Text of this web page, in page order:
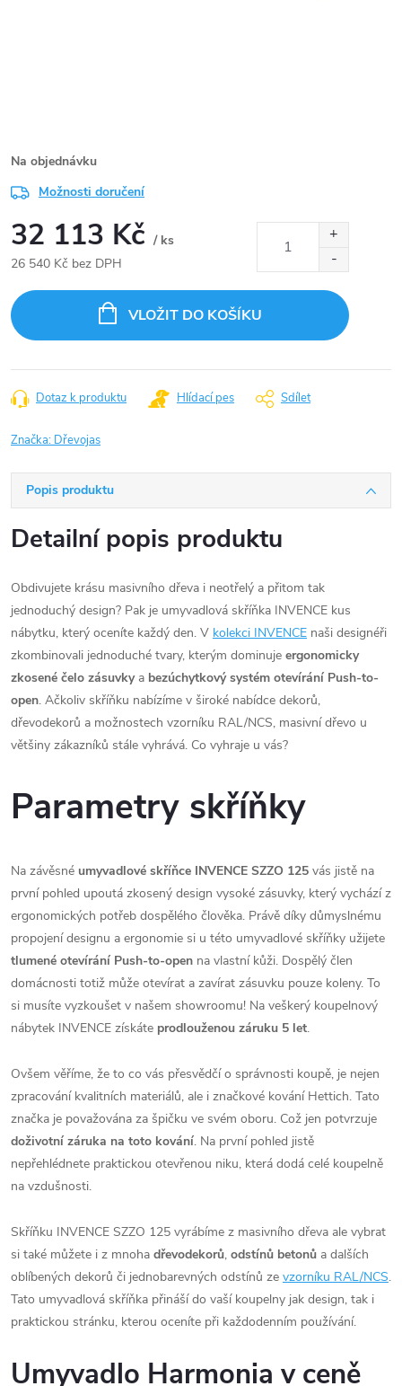
Na objednávku
Možnosti doručení
32 113 Kč / ks
26 540 Kč bez DPH
cena:
VLOŽIT DO KOŠÍKU
Dotaz k produktu Hlídací pes Sdílet
Značka: Dřevojas
Popis produktu
Detailní popis produktu
Obdivujete krásu masivního dřeva i neotřelý a přitom tak
jednoduchý design? Pak je umyvadlová skříňka INVENCE kus
nábytku, který oceníte každý den. V kolekci INVENCE naši designéři
zkombinovali jednoduché tvary, kterým dominuje ergonomicky
zkosené čelo zásuvky a bezúchytkový systém otevírání Push-to-
open. Ačkoliv skříňku nabízíme v široké nabídce dekorů,
dřevodekorů a možnostech vzorníku RAL/NCS, masivní dřevo u
většiny zákazníků stále vyhrává. Co vyhraje u vás?
Parametry skříňky
Na závěsné umyvadlové skříňce INVENCE SZZO 125 vás jistě na
první pohled upoutá zkosený design vysoké zásuvky, který vychází z
ergonomických potřeb dospělého člověka. Právě díky důmyslnému
propojení designu a ergonomie si u této umyvadlové skříňky užijete
tlumené otevírání Push-to-open na vlastní kůži. Dospělý člen
domácnosti totiž může otevírat a zavírat zásuvku pouze koleny. To
si musíte vyzkoušet v našem showroomu! Na veškerý koupelnový
nábytek INVENCE získáte prodlouženou záruku 5 let.
Ovšem věříme, že to co vás přesvědčí o správnosti koupě, je nejen
zpracování kvalitních materiálů, ale i značkové kování Hettich. Tato
značka je považována za špičku ve svém oboru. Což jen potvrzuje
doživotní záruka na toto kování. Na první pohled jistě
nepřehlédnete praktickou otevřenou niku, která dodá celé koupelně
na vzdušnosti.
Skříňku INVENCE SZZO 125 vyrábíme z masivního dřeva ale vybrat
si také můžete i z mnoha dřevodekorů, odstínů betonů a dalších
oblíbených dekorů či jednobarevných odstínů ze vzorníku RAL/NCS.
Tato umyvadlová skříňka přináší do vaší koupelny jak design, tak i
praktickou stránku, kterou oceníte při každodenním používání.
Umyvadlo Harmonia v ceně